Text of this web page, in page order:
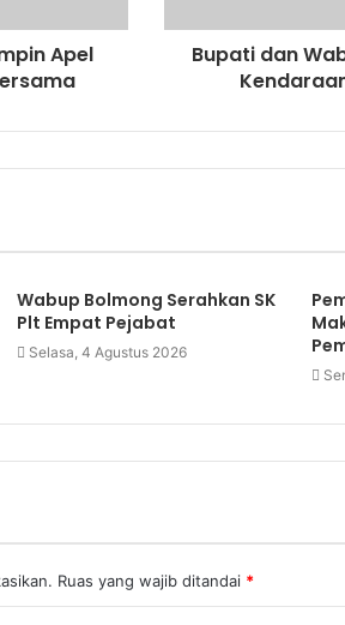
Apel
Bupati dan
Wabup Bolmong Serahkan SK
Plt Empat Pejabat
Selasa, 4 Agustus 2026
Ruas yang wajib ditandai *